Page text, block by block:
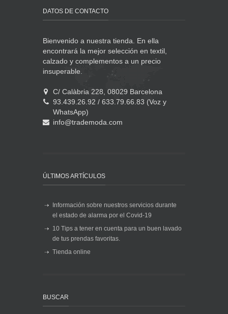
DATOS DE CONTACTO
Bienvenido a nuestra tienda. En ella
encontrará la mejor selección en textil,
calzado y complementos a un precio
insuperable.
C/ Calàbria 228, 08029 Barcelona
93.439.26.92 / 633.79.66.83 (Voz y
WhatsApp)
info@trademoda.com
ÚLTIMOS ARTÍCULOS
Información sobre nuestros servicios durante
el estado de alarma por el Covid-19
10 Tips a tener en cuenta para un buen lavado
de tus prendas favoritas.
Tienda online
BUSCAR